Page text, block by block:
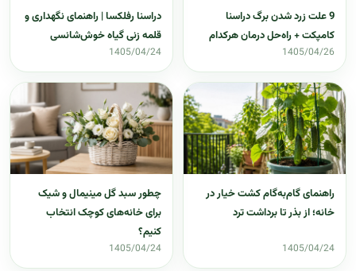
9 علت زرد شدن برگ دراسنا
کامپکت + راه‌حل درمان هرکدام
1405/04/26
دراسنا رفلکسا | راهنمای نگهداری و
قلمه زنی گیاه خوش‌شانسی
1405/04/24
راهنمای گام‌به‌گام کشت خیار در
خانه؛ از بذر تا برداشت ترد
1405/04/24
چطور سبد گل مینیمال و شیک
برای خانه‌های کوچک انتخاب
کنیم؟
1405/04/24